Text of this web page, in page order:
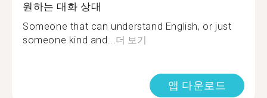
원하는 대화 상대
Someone that can understand English, or just
someone kind and...더 보기
앱 다운로드